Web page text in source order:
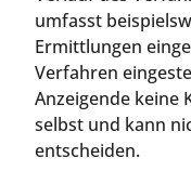
umfasst
Ermittlungen
Verfahren
Anzeigende keine
selbst und kann
entscheiden.